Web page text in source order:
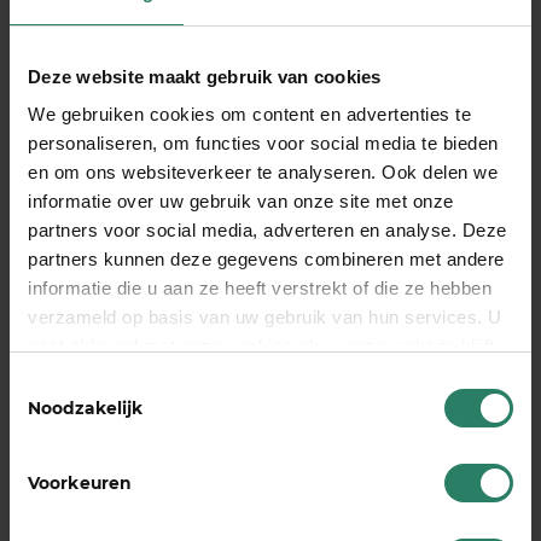
Deze website maakt gebruik van cookies
We gebruiken cookies om content en advertenties te
personaliseren, om functies voor social media te bieden
en om ons websiteverkeer te analyseren. Ook delen we
informatie over uw gebruik van onze site met onze
partners voor social media, adverteren en analyse. Deze
partners kunnen deze gegevens combineren met andere
informatie die u aan ze heeft verstrekt of die ze hebben
verzameld op basis van uw gebruik van hun services. U
Noodzakelijk
Voorkeuren
per maand
Keuzevrijheidin dekkingsduur: twee jaar of tot
je pensioen
Standaard wachttijd van twee maanden: je
overbrugt zelf de eerste twee maanden, de
uitbetaling vindt plaats in de derde maand
Snelle berekening: in drie minuten online
inzicht in je kosten
Geen gedoe: eenvoudig aanmeldproces
weet waar je aan toe bent
jouw situatie kost, zodat je met een gerust hart